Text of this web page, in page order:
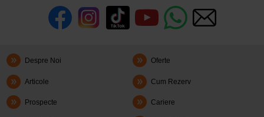
Despre Noi Oferte
Articole Cum Rezerv
Prospecte Cariere